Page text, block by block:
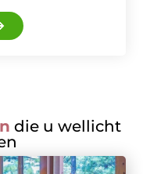
die u wellicht